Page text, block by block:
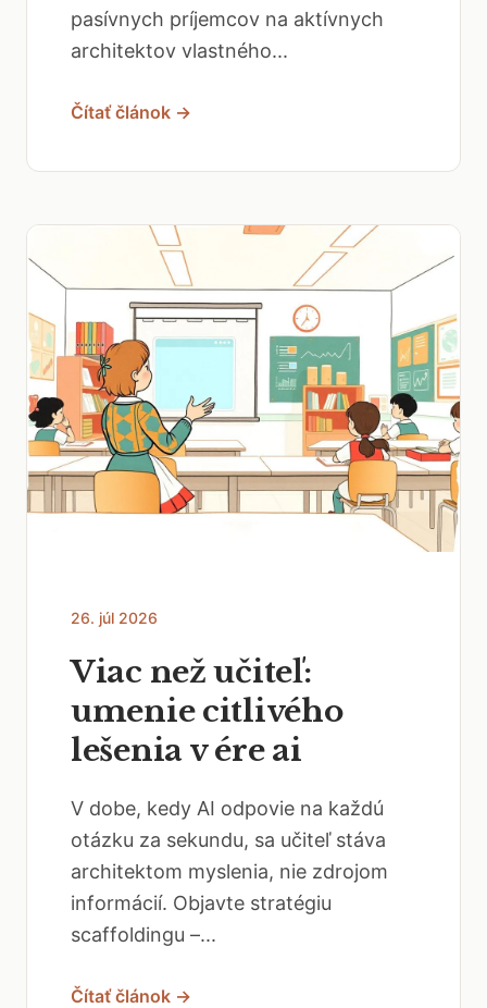
pasívnych príjemcov na aktívnych
architektov vlastného...
Čítať článok →
26. júl 2026
Viac než učiteľ:
umenie citlivého
lešenia v ére ai
V dobe, kedy AI odpovie na každú
otázku za sekundu, sa učiteľ stáva
architektom myslenia, nie zdrojom
informácií. Objavte stratégiu
scaffoldingu –...
Čítať článok →